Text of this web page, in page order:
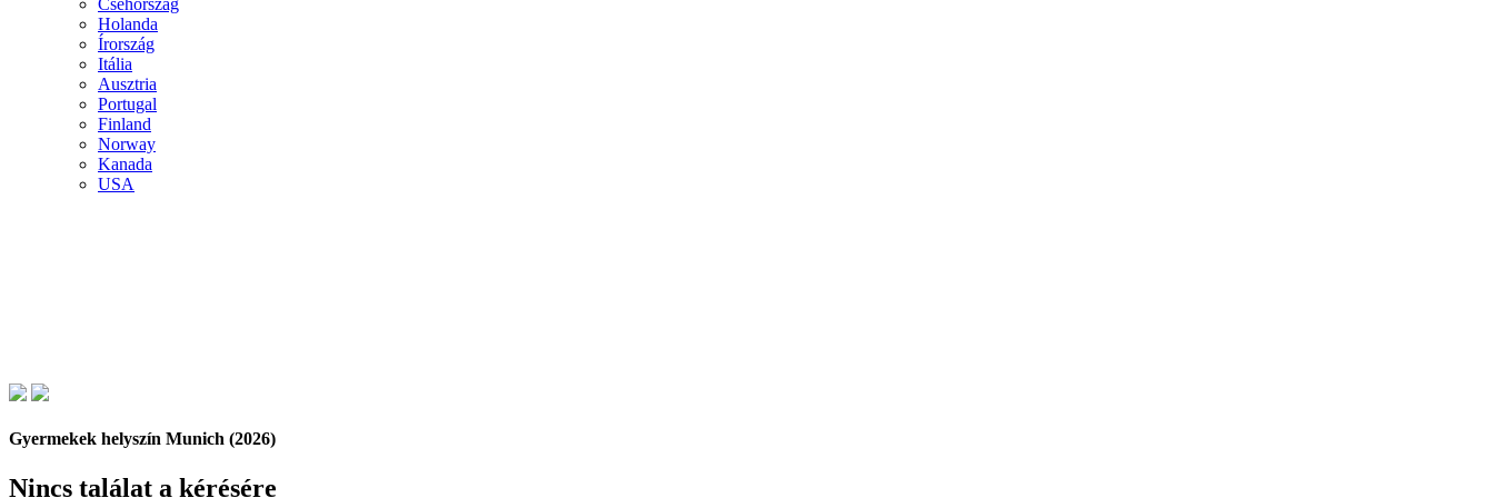
Csehország
Holanda
Írország
Itália
Ausztria
Portugal
Finland
Norway
Kanada
USA
Gyermekek helyszín Munich (2026)
Nincs találat a kérésére